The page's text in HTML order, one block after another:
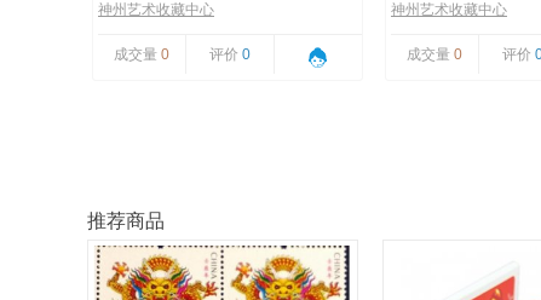
神州艺术收藏中心
成交量 0 评价 0
神州艺术收藏中心
成交量 0 评价
推荐商品